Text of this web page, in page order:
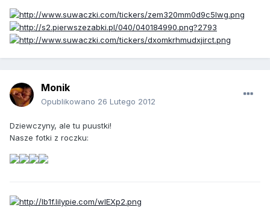
Monik
Opublikowano 26 Lutego 2012
Dziewczyny, ale tu puustki!
Nasze fotki z roczku: